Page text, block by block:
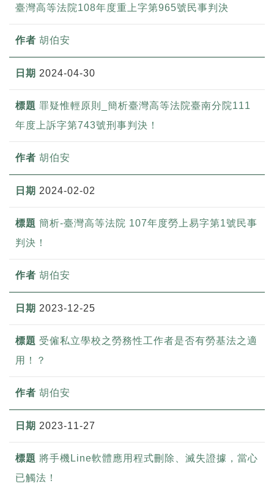
臺灣高等法院108年度重上字第965號民事判決
胡伯安
2024-04-30
罪疑惟輕原則_簡析臺灣高等法院臺南分院111
年度上訴字第743號刑事判決！
胡伯安
2024-02-02
簡析-臺灣高等法院 107年度勞上易字第1號民事
判決！
胡伯安
2023-12-25
受僱私立學校之勞務性工作者是否有勞基法之適
用！？
胡伯安
2023-11-27
將手機Line軟體應用程式刪除、滅失證據，當心
已觸法！